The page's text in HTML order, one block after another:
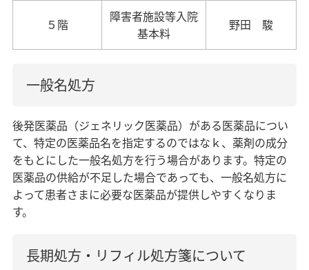
５階
障害者施設等入院
基本料
野田 駿
一般名処方
後発医薬品（ジェネリック医薬品）がある医薬品につい
て、特定の医薬品名を指定するのではなｋ、薬剤の成分
をもとにした一般名処方を行う場合があります。特定の
医薬品の供給が不足した場合であっても、一般名処方に
よって患者さまに必要な医薬品が提供しやすくなりま
す。
長期処方・リフィル処方箋について